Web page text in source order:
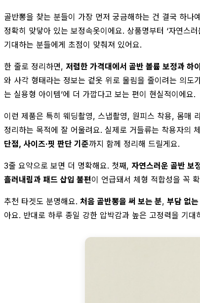
골반뽕을 찾는 분들이 가장 먼저 궁금해하는 건 결국 하나
정확히 맞닿아 있는 보정속옷이에요. 상품명부터 ‘자연스
기대하는 분들에게 초점이 맞춰져 있어요.
한 줄로 정리하면, 저렴한 가격대에서 골반 볼륨 보정과 하
와 사각 형태라는 정보는 겉옷 위로 울림을 줄이려는 의도
는 실용형 아이템’에 더 가깝다고 보는 편이 현실적이에요.
이런 제품은 특히 웨딩촬영, 스냅촬영, 원피스 착용, 몸매
정리하는 목적에 잘 어울려요. 실제로 거들류는 착용자의
단점, 사이즈·핏 판단 기준까지 함께 정리해 드릴게요.
3줄 요약으로 보면 더 명확해요. 첫째, 자연스러운 골반 보
흘러내림과 패드 삽입 불편이 언급돼서 체형 적합성을 꼭
추천 타겟도 분명해요. 처음 골반뽕을 써 보는 분, 부담 없
아요. 반대로 하루 종일 강한 압박감과 높은 고정력을 기